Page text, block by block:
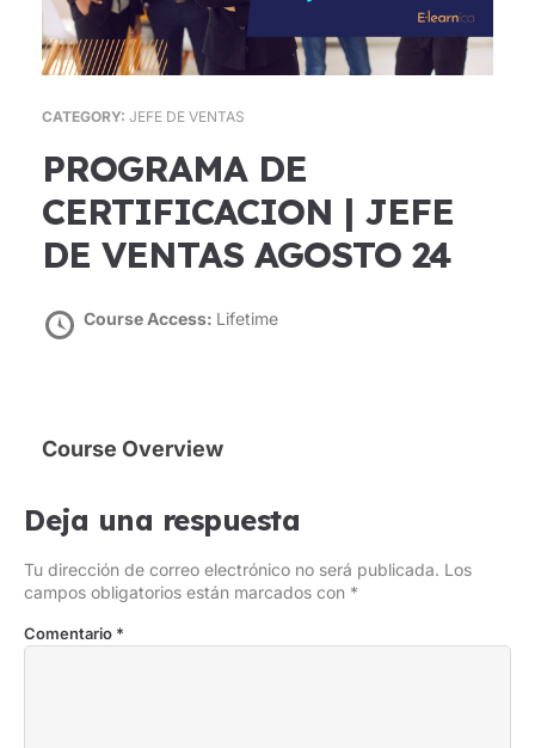
CATEGORY: JEFE DE VENTAS
PROGRAMA DE
CERTIFICACION | JEFE
DE VENTAS AGOSTO 24
Course Access: Lifetime
Course Overview
Deja una respuesta
Tu dirección de correo electrónico no será publicada. Los
campos obligatorios están marcados con *
Comentario *